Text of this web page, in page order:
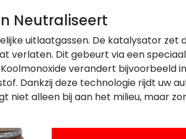
Neutraliseert
uitlaatgassen. De katalysator zet
verlaten. Dit gebeurt via een speciaal
verandert bijvoorbeeld in
Dankzij deze technologie rijdt uw
niet alleen bij aan het milieu, maar